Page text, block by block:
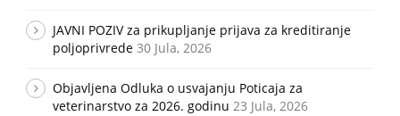
JAVNI POZIV za prikupljanje prijava za kreditiranje
poljoprivrede 30 Jula, 2026
Objavljena Odluka o usvajanju Poticaja za
veterinarstvo za 2026. godinu 23 Jula, 2026